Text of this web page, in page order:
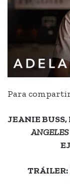
Para
JEANIE BUSS,
TRÁILER: